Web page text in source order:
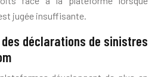
jugée insuffisante.
déclarations de sinistres